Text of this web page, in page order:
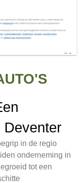
Deventer
in de regio
onderneming in
tot een